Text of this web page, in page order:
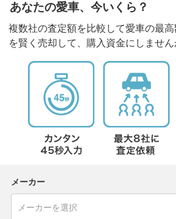
あなたの愛車、今いくら？
複数社の査定額を比較して愛車の最
を賢く売却して、購入資金にしません
メーカー